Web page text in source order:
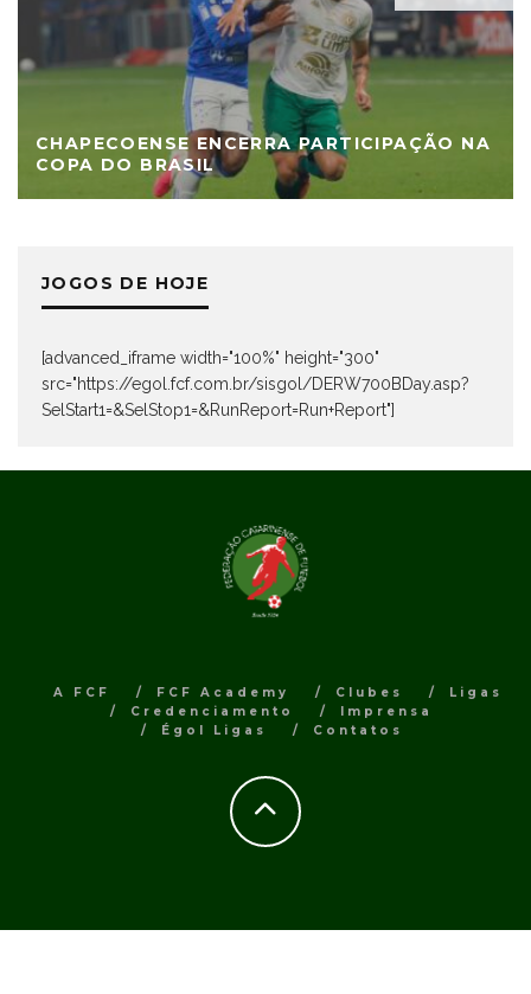
CHAPECOENSE ENCERRA PARTICIPAÇÃO NA
COPA DO BRASIL
JOGOS DE HOJE
[advanced_iframe width="100%" height="300"
src="https://egol.fcf.com.br/sisgol/DERW700BDay.asp?
SelStart1=&SelStop1=&RunReport=Run+Report"]
A FCF FCF Academy Clubes
Ligas
Credenciamento
Imprensa
Égol Ligas
Contatos